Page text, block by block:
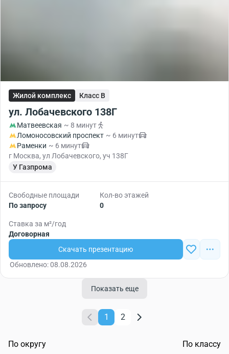
Жилой комплекс Класс B
ул. Лобачевского 138Г
Матвеевская ~ 8 минут
Ломоносовский проспект ~ 6 минут
Раменки ~ 6 минут
г Москва, ул Лобачевского, уч 138Г
У Газпрома
Свободные площади
По запросу
Кол-во этажей
0
Ставка за м²/год
Договорная
Скачать презентацию
Обновлено: 08.08.2026
Показать еще
1 2
По округу
По классу